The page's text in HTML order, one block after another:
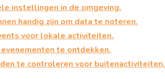
instellingen in de omgeving.
handig zijn om data te noteren.
voor lokale activiteiten.
te ontdekken.
te controleren voor buitenactiviteiten.